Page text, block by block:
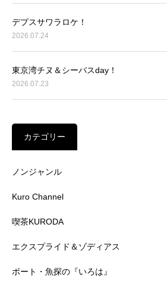
デプスサワラロケ！
2026.07.24
東京湾チヌ＆シーバスday！
2026.07.23
カテゴリー
ノンジャンル
Kuro Channel
喫茶KURODA
エクスプライド＆ゾディアス
ボート・魚探の『いろは』